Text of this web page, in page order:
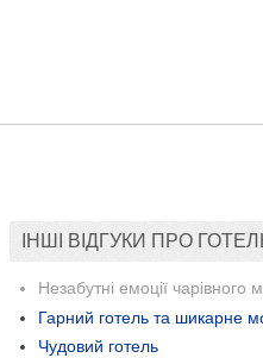
ІНШІ ВІДГУКИ ПРО
Незабутні емоції чарівного
Гарний готель та шикарне
Чудовий готель